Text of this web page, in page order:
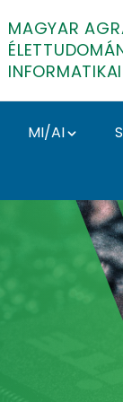
MAGYAR
MI/AI